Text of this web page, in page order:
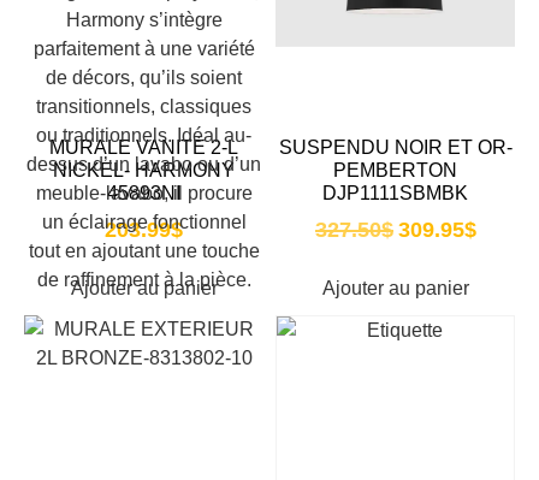
MURALE VANITÉ 2-L
NICKEL- HARMONY
45893NI
203.99$
Ajouter au panier
SUSPENDU NOIR ET OR-
PEMBERTON
DJP1111SBMBK
327.50$ 309.95$
Ajouter au panier